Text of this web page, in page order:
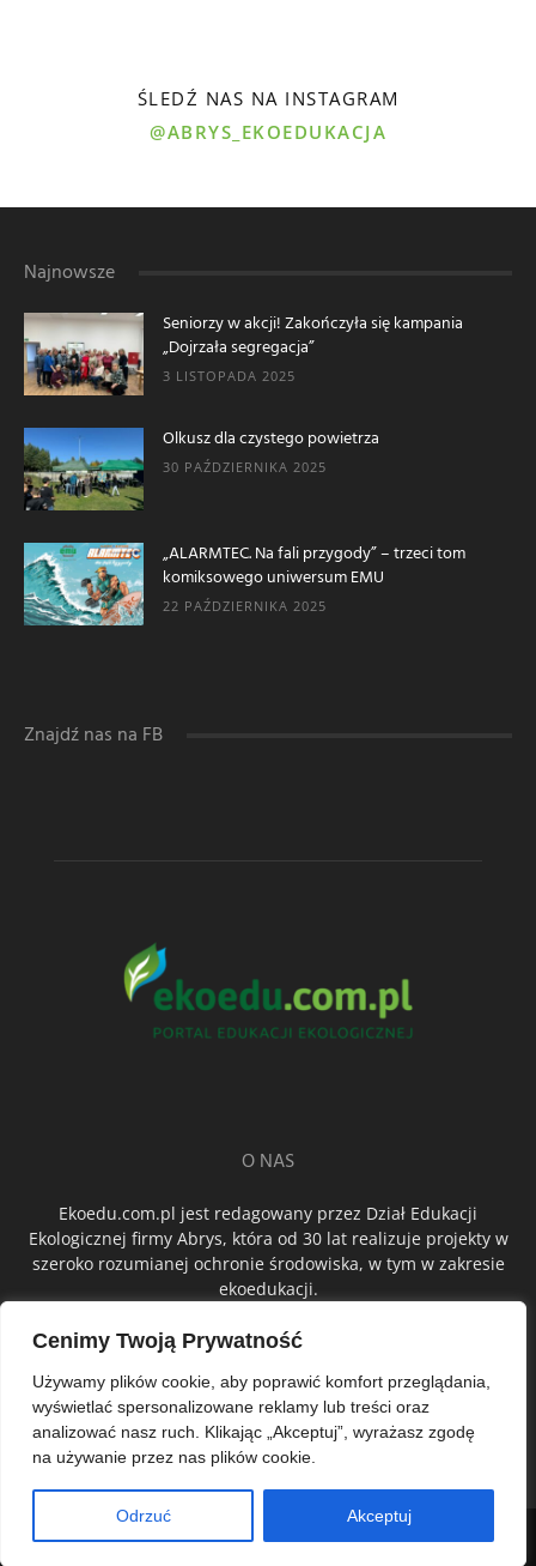
Cenimy Twoją Prywatność
Używamy plików cookie, aby poprawić komfort przeglądania,
wyświetlać spersonalizowane reklamy lub treści oraz
analizować nasz ruch. Klikając „Akceptuj”, wyrażasz zgodę
na używanie przez nas plików cookie.
Odrzuć Akceptuj
ŚLEDŹ NAS NA INSTAGRAM
@ABRYS_EKOEDUKACJA
Najnowsze
Seniorzy w akcji! Zakończyła się kampania
„Dojrzała segregacja”
3 LISTOPADA 2025
Olkusz dla czystego powietrza
30 PAŹDZIERNIKA 2025
„ALARMTEC. Na fali przygody” – trzeci tom
komiksowego uniwersum EMU
22 PAŹDZIERNIKA 2025
Znajdź nas na FB
O NAS
Ekoedu.com.pl jest redagowany przez Dział Edukacji
Ekologicznej firmy Abrys, która od 30 lat realizuje projekty w
szeroko rozumianej ochronie środowiska, w tym w zakresie
ekoedukacji.
ŚLEDŹ NAS
© Abrys Sp. z o.o.